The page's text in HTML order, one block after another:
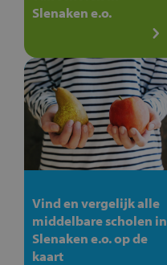
Slenaken e.o.
Vind en vergelijk alle
middelbare scholen in
Slenaken e.o. op de
kaart